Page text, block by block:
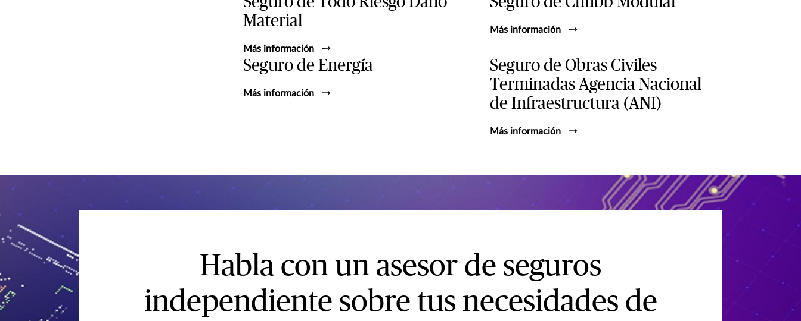
Material
Más información
Más información
Seguro de Energía
Más información
Seguro de Obras Civiles
Terminadas Agencia Nacional
de Infraestructura (ANI)
Más información
Habla con un asesor de seguros
independiente sobre tus necesidades de